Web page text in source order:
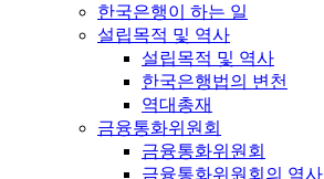
한국은행이 하는 일
설립목적 및 역사
설립목적 및 역사
한국은행법의 변천
역대총재
금융통화위원회
금융통화위원회
금융통화위원회의 역사